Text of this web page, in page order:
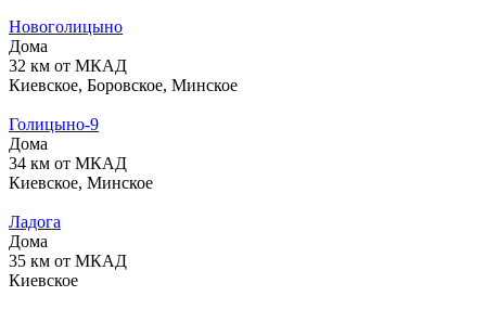
Новоголицыно
Дома
32 км от МКАД
Киевское, Боровское, Минское
Голицыно-9
Дома
34 км от МКАД
Киевское, Минское
Ладога
Дома
35 км от МКАД
Киевское